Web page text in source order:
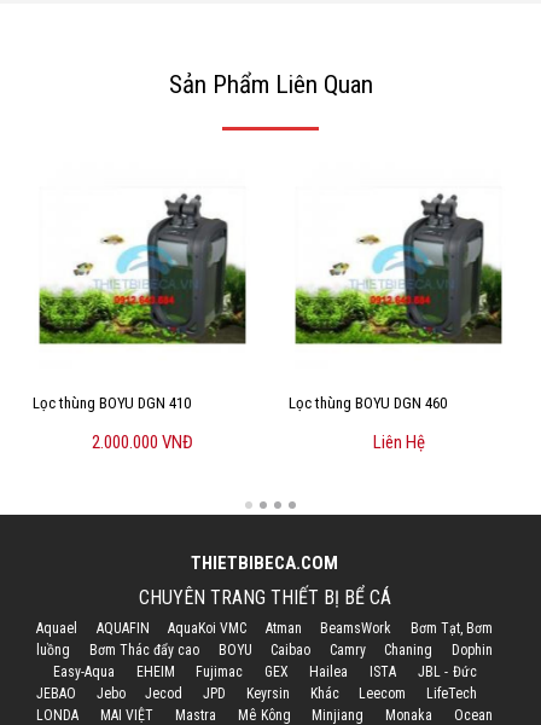
Sản Phẩm Liên Quan
Lọc thùng BOYU DGN 410
2.000.000 VNĐ
Lọc thùng BOYU DGN 460
Liên Hệ
THIETBIBECA.COM
CHUYÊN TRANG THIẾT BỊ BỂ CÁ
Aquael AQUAFIN AquaKoi VMC Atman BeamsWork
Bơm Tạt, Bơm
luồng
Bơm Thác đẩy cao BOYU Caibao Camry Chaning
Dophin
Easy-Aqua
EHEIM Fujimac GEX Hailea ISTA
JBL - Đức
JEBAO
Jebo Jecod JPD Keyrsin Khác Leecom
LifeTech
LONDA
MAI VIỆT Mastra Mê Kông Minjiang Monaka
Ocean